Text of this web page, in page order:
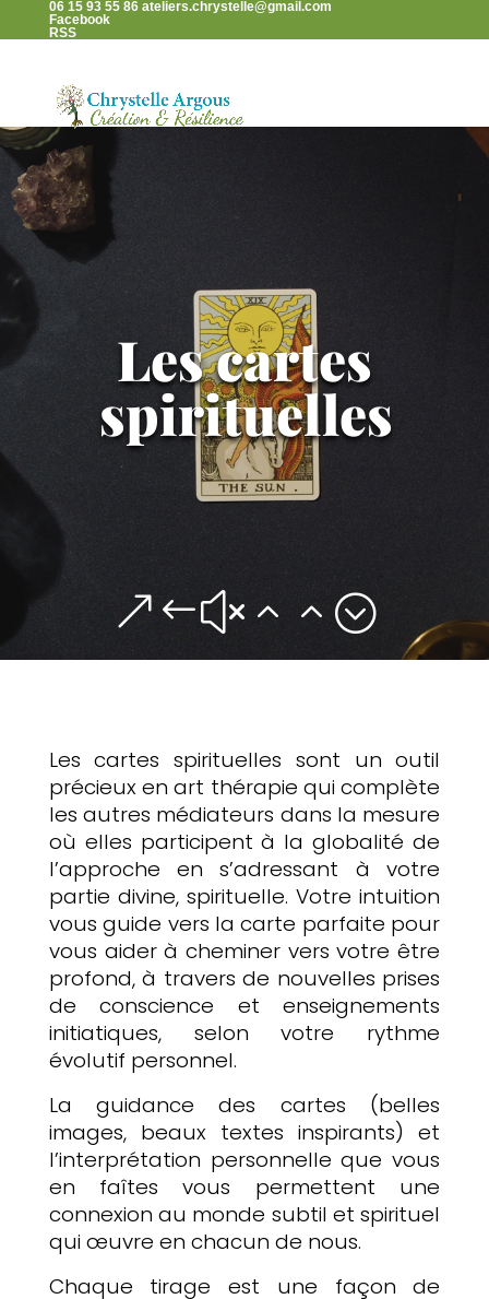
06 15 93 55 86 ateliers.chrystelle@gmail.com
Facebook
RSS
Contact
Les cartes
spirituelles
&#x22;
Les cartes spirituelles sont un outil
précieux en art thérapie qui complète
les autres médiateurs dans la mesure
où elles participent à la globalité de
l’approche en s’adressant à votre
partie divine, spirituelle. Votre intuition
vous guide vers la carte parfaite pour
vous aider à cheminer vers votre être
profond, à travers de nouvelles prises
de conscience et enseignements
initiatiques, selon votre rythme
évolutif personnel.
La guidance des cartes (belles
images, beaux textes inspirants) et
l’interprétation personnelle que vous
en faîtes vous permettent une
connexion au monde subtil et spirituel
qui œuvre en chacun de nous.
Chaque tirage est une façon de